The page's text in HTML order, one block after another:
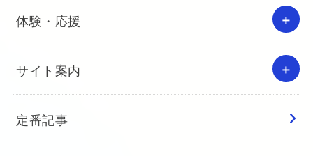
体験・応援
サイト案内
定番記事